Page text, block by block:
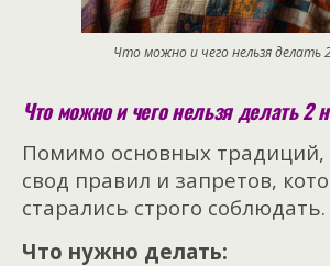
Что можно и чего нельзя делать
Что можно и чего нельзя делать 2
Помимо основных традиций,
свод правил и запретов,
старались строго соблюдать.
Что нужно делать: